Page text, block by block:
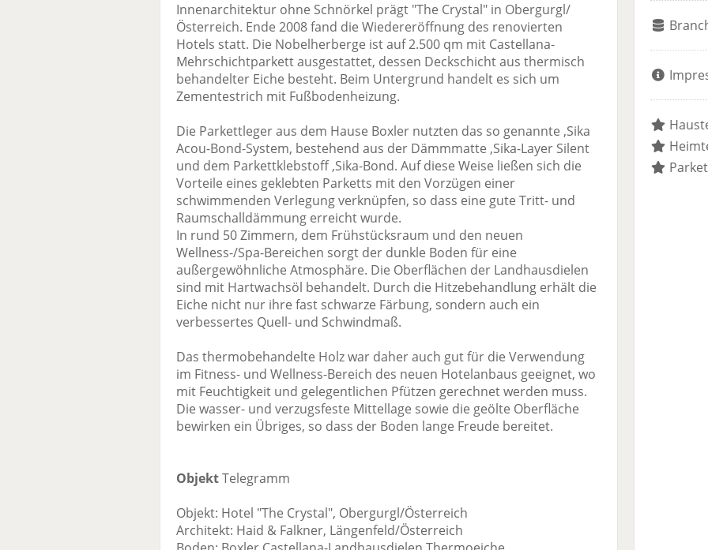
Innenarchitektur ohne Schnörkel prägt "The Crystal" in Obergurgl/
Österreich. Ende 2008 fand die Wiedereröffnung des renovierten
Hotels statt. Die Nobelherberge ist auf 2.500 qm mit Castellana-
Mehrschichtparkett ausgestattet, dessen Deckschicht aus thermisch
behandelter Eiche besteht. Beim Untergrund handelt es sich um
Zementestrich mit Fußbodenheizung.
Die Parkettleger aus dem Hause Boxler nutzten das so genannte ,Sika
Acou-Bond-System, bestehend aus der Dämmmatte ,Sika-Layer Silent
und dem Parkettklebstoff ,Sika-Bond. Auf diese Weise ließen sich die
Vorteile eines geklebten Parketts mit den Vorzügen einer
schwimmenden Verlegung verknüpfen, so dass eine gute Tritt- und
Raumschalldämmung erreicht wurde.
In rund 50 Zimmern, dem Frühstücksraum und den neuen
Wellness-/Spa-Bereichen sorgt der dunkle Boden für eine
außergewöhnliche Atmosphäre. Die Oberflächen der Landhausdielen
sind mit Hartwachsöl behandelt. Durch die Hitzebehandlung erhält die
Eiche nicht nur ihre fast schwarze Färbung, sondern auch ein
verbessertes Quell- und Schwindmaß.
Das thermobehandelte Holz war daher auch gut für die Verwendung
im Fitness- und Wellness-Bereich des neuen Hotelanbaus geeignet, wo
mit Feuchtigkeit und gelegentlichen Pfützen gerechnet werden muss.
Die wasser- und verzugsfeste Mittellage sowie die geölte Oberfläche
bewirken ein Übriges, so dass der Boden lange Freude bereitet.
ObjektTelegramm
Objekt: Hotel "The Crystal", Obergurgl/Österreich
Architekt: Haid & Falkner, Längenfeld/Österreich